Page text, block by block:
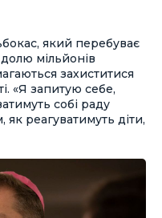
який перебуває
долю мільйонів
захиститися
«Я запитую себе,
собі раду
реагуватимуть діти,